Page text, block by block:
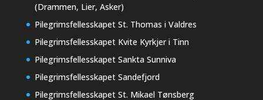
(Drammen, Lier, Asker)
Pilegrimsfellesskapet St. Thomas i Valdres
Pilegrimsfellesskapet Kvite Kyrkjer i Tinn
Pilegrimsfellesskapet Sankta Sunniva
Pilegrimsfellesskapet Sandefjord
Pilegrimsfellesskapet St. Mikael Tønsberg